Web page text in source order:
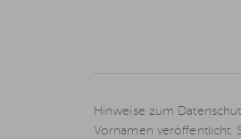
Hinweise zum
Vornamen veröffentlicht.